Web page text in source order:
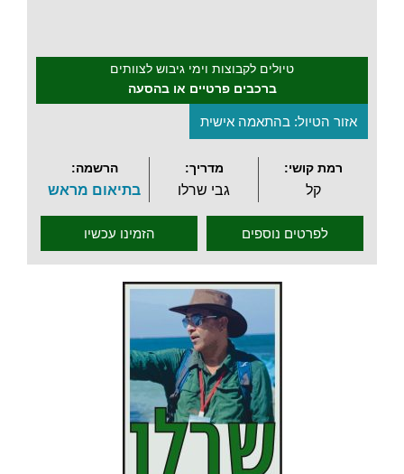
טיולים לקבוצות וימי גיבוש לצוותים
ברכבים פרטיים או בהסעה
אזור הטיול: בהתאמה אישית
רמת קושי:
קל
מדריך:
גבי שרלו
הרשמה:
בתיאום מראש
לפרטים נוספים הזמינו עכשיו